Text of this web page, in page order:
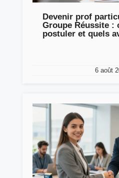
Devenir prof
Groupe Réussite :
postuler et quels
6 août